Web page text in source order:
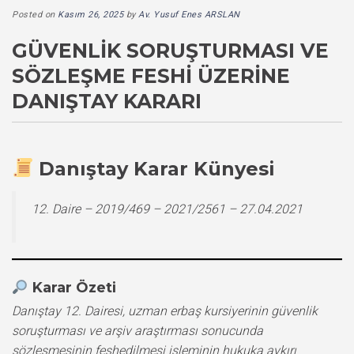
Posted on Kasım 26, 2025byAv. Yusuf Enes ARSLAN
GÜVENLIK SORUŞTURMASI VE
SÖZLEŞME FESHI ÜZERINE
DANIŞTAY KARARI
Danıştay Karar Künyesi
12. Daire – 2019/469 – 2021/2561 – 27.04.2021
Karar Özeti
Danıştay 12. Dairesi, uzman erbaş kursiyerinin güvenlik
soruşturması ve arşiv araştırması sonucunda
sözleşmesinin feshedilmesi işleminin hukuka aykırı